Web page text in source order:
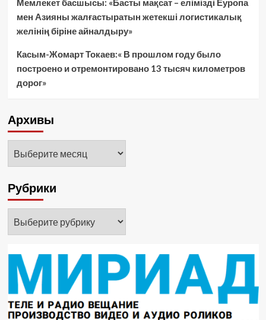
Мемлекет басшысы: «Басты мақсат – елімізді Еуропа
мен Азияны жалғастыратын жетекші логистикалық
желінің біріне айналдыру»
Касым-Жомарт Токаев:« В прошлом году было
построено и отремонтировано 13 тысяч километров
дорог»
Архивы
Рубрики